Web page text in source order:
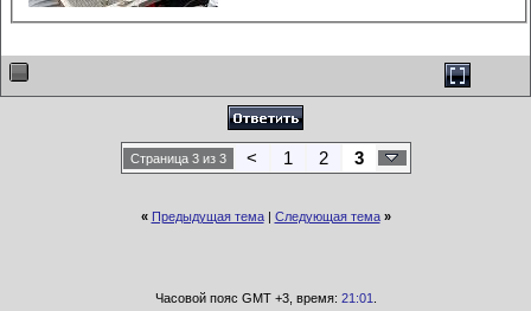
Страница 3 из 3 < 1 2 3
« Предыдущая тема| Следующая тема »
Часовой пояс GMT +3, время: 21:01